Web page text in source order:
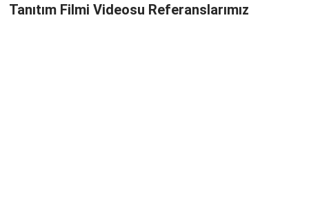
Tanıtım Filmi Videosu Referanslarımız